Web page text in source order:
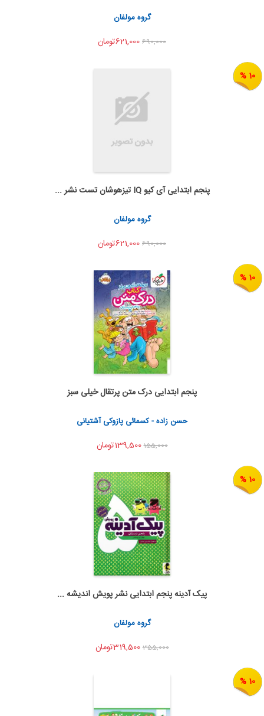
اشتراک گذاری
گروه مولفان
690,000
10 %
اضافه به سبد خرید
اشتراک گذاری
پنجم ابتدایی آی کیو IQ تیزهوشان تست نشر ...
گروه مولفان
690,000
10 %
اضافه به سبد خرید
اشتراک گذاری
پنجم ابتدایی درک متن پرتقال خیلی سبز
حسن زاده - کسمائی پازوکی آشتیانی
155,000139,500تومان
10 %
اضافه به سبد خرید
اشتراک گذاری
پیک آدینه پنجم ابتدایی نشر پویش اندیشه ...
گروه مولفان
355,000319,500تومان
10 %